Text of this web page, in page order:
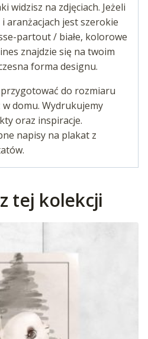
widzisz na zdjęciach. Jeżeli
aranżacjach jest szerokie
partout / białe, kolorowe
znajdzie się na twoim
forma designu.
do rozmiaru
domu. Wydrukujemy
oraz inspiracje.
napisy na plakat z
tej kolekcji